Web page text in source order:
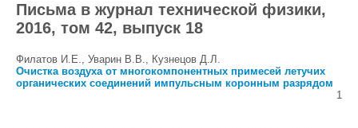
Письма в журнал технической физики,
2016, том 42, выпуск 18
Филатов И.Е., Уварин В.В., Кузнецов Д.Л.
Очистка воздуха от многокомпонентных примесей летучих
органических соединений импульсным коронным разрядом
1